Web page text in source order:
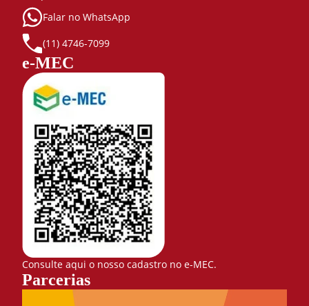
Falar no WhatsApp
(11) 4746-7099
e-MEC
Consulte aqui o nosso cadastro no e-MEC.
Parcerias